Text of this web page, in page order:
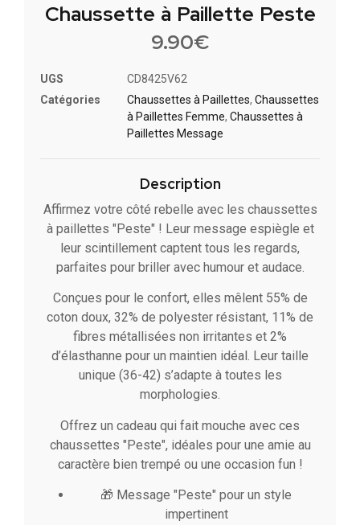
Chaussette à Paillette Peste
9.90€
UGS
CD8425V62
Catégories
Chaussettes à Paillette​s, Chaussettes
à Paillettes Femme, Chaussettes à
Paillettes Message​
Description
Affirmez votre côté rebelle avec les chaussettes
à paillettes "Peste" ! Leur message espiègle et
leur scintillement captent tous les regards,
parfaites pour briller avec humour et audace.
Conçues pour le confort, elles mêlent 55% de
coton doux, 32% de polyester résistant, 11% de
fibres métallisées non irritantes et 2%
d’élasthanne pour un maintien idéal. Leur taille
unique (36-42) s’adapte à toutes les
morphologies.
Offrez un cadeau qui fait mouche avec ces
chaussettes "Peste", idéales pour une amie au
caractère bien trempé ou une occasion fun !
🎁 Message "Peste" pour un style
impertinent